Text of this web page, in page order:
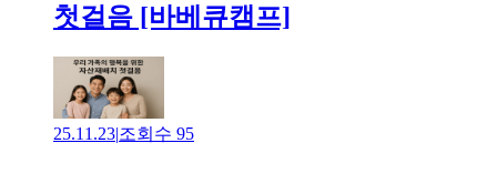
첫걸음 [바베큐캠프]
25.11.23|조회수 95